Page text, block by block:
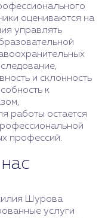
оцениваются на
управлять
и склонность
к
работы остается
профессий.
Шурова
услуги